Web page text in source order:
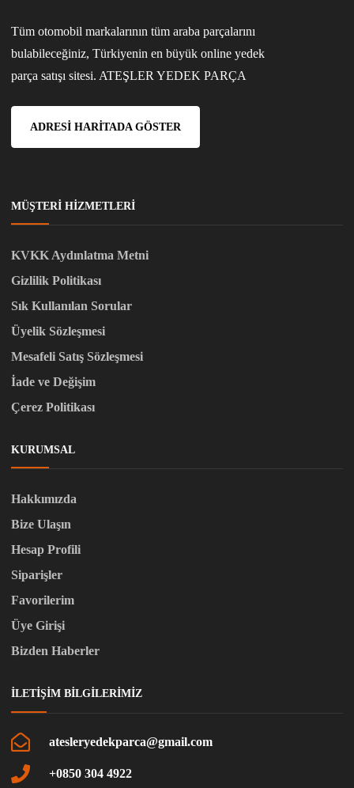
Tüm otomobil markalarının tüm araba parçalarını
bulabileceğiniz, Türkiyenin en büyük online yedek
parça satışı sitesi. ATEŞLER YEDEK PARÇA
ADRESI HARITADA GÖSTER
MÜŞTERI HIZMETLERI
KVKK Aydınlatma Metni
Gizlilik Politikası
Sık Kullanılan Sorular
Üyelik Sözleşmesi
Mesafeli Satış Sözleşmesi
İade ve Değişim
Çerez Politikası
KURUMSAL
Hakkımızda
Bize Ulaşın
Hesap Profili
Siparişler
Favorilerim
Üye Girişi
Bizden Haberler
İLETIŞIM BILGILERIMIZ
atesleryedekparca@gmail.com
+0850 304 4922